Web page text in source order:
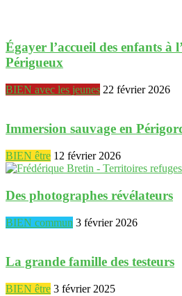
Égayer l’accueil des enfants à
Périgueux
BIEN avec les jeunes 22 février 2026
Immersion sauvage en
BIEN être 12 février 2026
Des photographes révélateurs
BIEN commun 3 février 2026
La grande famille des testeurs
BIEN être 3 février 2025